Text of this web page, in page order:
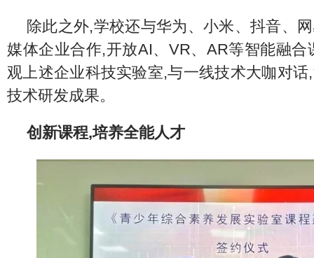
除此之外,学校还与华为、小米、抖音、
媒体企业合作,开放AI、VR、AR等智能融合
观上述企业科技实验室,与一线技术大咖对
技术研发成果。
创新课程,培养全能人才